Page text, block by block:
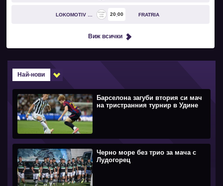
LOKOMOTIV GO 20 00 FRATRIA
Виж всички
Най-нови
Барселона загуби втория си мач
на тристранния турнир в Удине
Черно море без трио за мача с
Лудогорец